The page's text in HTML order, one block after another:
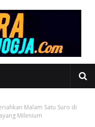
Malam Satu Suro di
Milenium